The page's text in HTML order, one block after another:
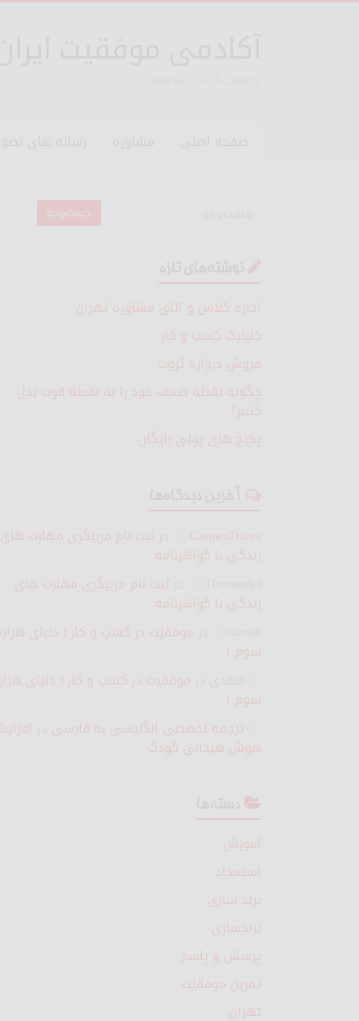
اجاره کلاس و اتاق مشاوره تهران
کلینیک کسب و کار
فروش دروازه ثروت
چگونه نقطه ضعف خود را به نقطه قوت بدل
کنیم؟
پکیج های پولی رایگان
CarmenDiova ثبت نام مربیگری مهارت های
زندگی با گواهینامه
ثبت نام مربیگری مهارت های
زندگی با گواهینامه
موفقیت در کسب و کار ( دنیای
سوم )
موفقیت در کسب و کار ( دنیای
سوم )
ترجمه تخصصی انگلیسی به فارسی
هوش هیجانی کودک
آموزش
استعداد
برند سازی
برندسازی
پرسش و پاسخ
تمرین موفقیت
تهران